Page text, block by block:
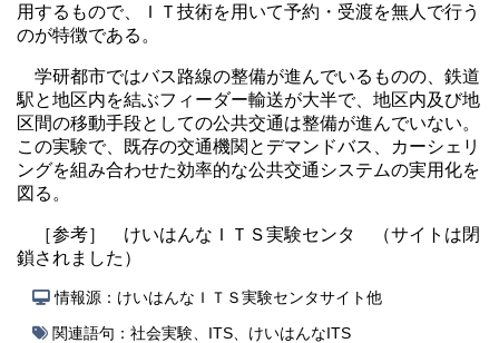
用するもので、ＩＴ技術を用いて予約・受渡を無人で行う
のが特徴である。
学研都市ではバス路線の整備が進んでいるものの、鉄道
駅と地区内を結ぶフィーダー輸送が大半で、地区内及び地
区間の移動手段としての公共交通は整備が進んでいない。
この実験で、既存の交通機関とデマンドバス、カーシェリ
ングを組み合わせた効率的な公共交通システムの実用化を
図る。
［参考］ けいはんなＩＴＳ実験センタ （サイトは閉
鎖されました）
情報源：けいはんなＩＴＳ実験センタサイト他
関連語句： 社会実験 ITS けいはんなITS